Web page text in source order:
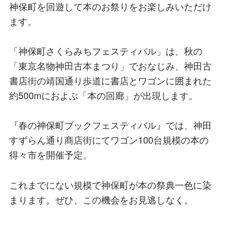
神保町を回遊して本のお祭りをお楽しみいただけ
ます。
「神保町さくらみちフェスティバル」は、秋の
「東京名物神田古本まつり」でおなじみ、神田古
書店街の靖国通り歩道に書店とワゴンに囲まれた
約500mにおよぶ「本の回廊」が出現します。
『春の神保町ブックフェスティバル』では、神田
すずらん通り商店街にてワゴン100台規模の本の
得々市を開催予定。
これまでにない規模で神保町が本の祭典一色に染
まります。ぜひ、この機会をお見逃しなく。